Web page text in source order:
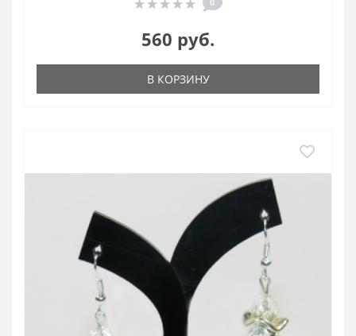
560 руб.
В КОРЗИНУ